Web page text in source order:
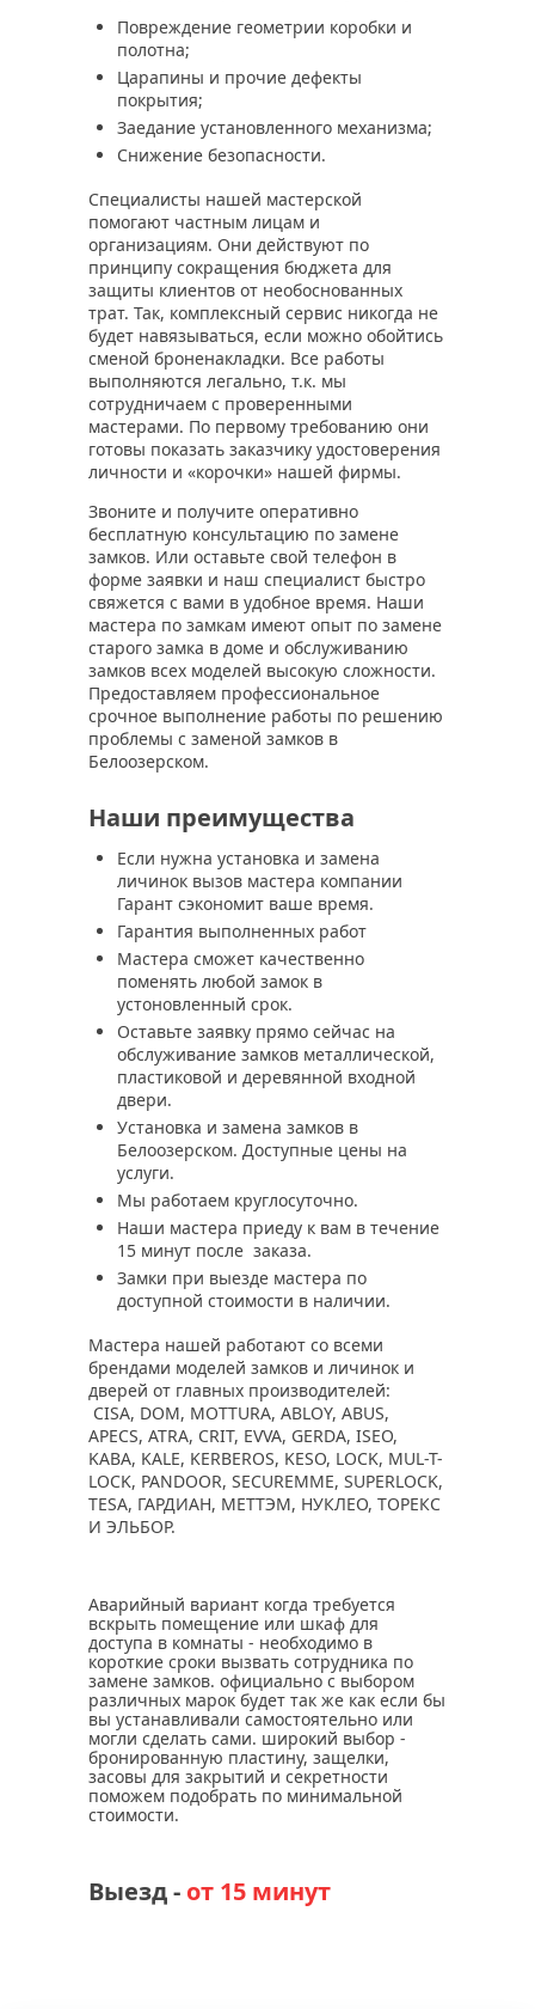
Повреждение геометрии коробки и
полотна;
Царапины и прочие дефекты
покрытия;
Заедание установленного механизма;
Снижение безопасности.
Специалисты нашей мастерской
помогают частным лицам и
организациям. Они действуют по
принципу сокращения бюджета для
защиты клиентов от необоснованных
трат. Так, комплексный сервис никогда не
будет навязываться, если можно обойтись
сменой броненакладки. Все работы
выполняются легально, т.к. мы
сотрудничаем с проверенными
мастерами. По первому требованию они
готовы показать заказчику удостоверения
личности и «корочки» нашей фирмы.
Звоните и получите оперативно
бесплатную консультацию по замене
замков. Или оставьте свой телефон в
форме заявки и наш специалист быстро
свяжется с вами в удобное время. Наши
мастера по замкам имеют опыт по замене
старого замка в доме и обслуживанию
замков всех моделей высокую сложности.
Предоставляем профессиональное
срочное выполнение работы по решению
проблемы с заменой замков в
Белоозерском.
Наши преимущества
Если нужна установка и замена
личинок вызов мастера компании
Гарант сэкономит ваше время.
Гарантия выполненных работ
Мастера сможет качественно
поменять любой замок в
устоновленный срок.
Оставьте заявку прямо сейчас на
обслуживание замков металлической,
пластиковой и деревянной входной
двери.
Установка и замена замков в
Белоозерском. Доступные цены на
услуги.
Мы работаем круглосуточно.
Наши мастера приеду к вам в течение
15 минут после заказа.
Замки при выезде мастера по
доступной стоимости в наличии.
Мастера нашей работают со всеми
брендами моделей замков и личинок и
дверей от главных производителей:
CISA, DOM, MOTTURA, ABLOY, ABUS,
APECS, ATRA, CRIT, EVVA, GERDA, ISEO,
KABA, KALE, KERBEROS, KESO, LOCK, MUL-T-
LOCK, PANDOOR, SECUREMME, SUPERLOCK,
TESA, ГАРДИАН, МЕТТЭМ, НУКЛЕО, ТОРЕКС
И ЭЛЬБОР.
Аварийный вариант когда требуется
вскрыть помещение или шкаф для
доступа в комнаты - необходимо в
короткие сроки вызвать сотрудника по
замене замков. официально с выбором
различных марок будет так же как если бы
вы устанавливали самостоятельно или
могли сделать сами. широкий выбор -
бронированную пластину, защелки,
засовы для закрытий и секретности
поможем подобрать по минимальной
стоимости.
Выезд - от 15 минут